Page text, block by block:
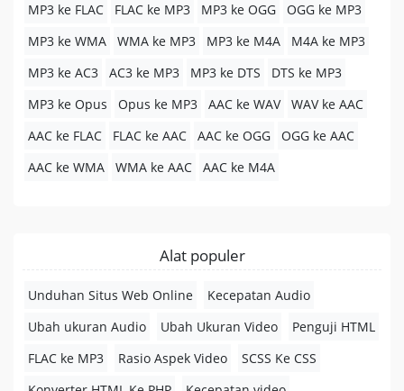
MP3 ke FLAC
FLAC ke MP3 MP3 ke OGG
OGG ke MP3
MP3 ke WMA
WMA ke MP3 MP3 ke M4A
M4A ke MP3
MP3 ke AC3
AC3 ke MP3 MP3 ke DTS
DTS ke MP3
MP3 ke Opus
Opus ke MP3 AAC ke WAV
WAV ke AAC
AAC ke FLAC
FLAC ke AAC AAC ke OGG
OGG ke AAC
AAC ke WMA
WMA ke AAC AAC ke M4A
Alat populer
Unduhan Situs Web Online
Kecepatan Audio
Ubah ukuran Audio
Ubah Ukuran Video
Penguji HTML
FLAC ke MP3
Rasio Aspek Video
SCSS Ke CSS